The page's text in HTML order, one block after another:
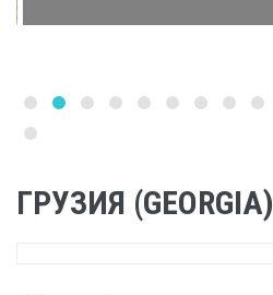
ГРУЗИЯ (GEORGIA)